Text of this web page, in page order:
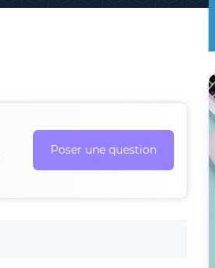
Poser une question